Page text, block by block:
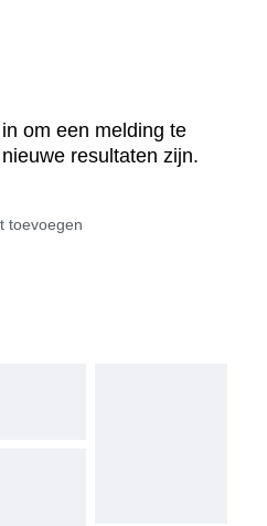
om een melding te
resultaten zijn.